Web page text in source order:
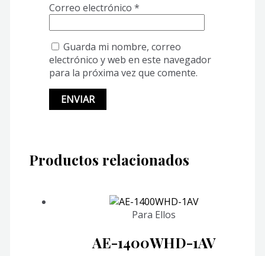
Correo electrónico *
Guarda mi nombre, correo
electrónico y web en este navegador
para la próxima vez que comente.
Productos relacionados
Para Ellos
AE-1400WHD-1AV